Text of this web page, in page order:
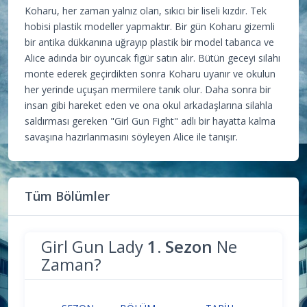
Koharu, her zaman yalnız olan, sıkıcı bir liseli kızdır. Tek
hobisi plastik modeller yapmaktır. Bir gün Koharu gizemli
bir antika dükkanına uğrayıp plastik bir model tabanca ve
Alice adında bir oyuncak figür satın alır. Bütün geceyi silahı
monte ederek geçirdikten sonra Koharu uyanır ve okulun
her yerinde uçuşan mermilere tanık olur. Daha sonra bir
insan gibi hareket eden ve ona okul arkadaşlarına silahla
saldırması gereken "Girl Gun Fight" adlı bir hayatta kalma
savaşına hazırlanmasını söyleyen Alice ile tanışır.
Tüm Bölümler
Girl Gun Lady 1. Sezon Ne
Zaman?